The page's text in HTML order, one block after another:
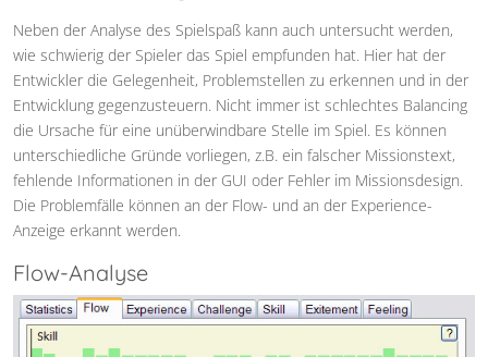
Neben der Analyse des Spielspaß kann auch untersucht werden,
wie schwierig der Spieler das Spiel empfunden hat. Hier hat der
Entwickler die Gelegenheit, Problemstellen zu erkennen und in der
Entwicklung gegenzusteuern. Nicht immer ist schlechtes Balancing
die Ursache für eine unüberwindbare Stelle im Spiel. Es können
unterschiedliche Gründe vorliegen, z.B. ein falscher Missionstext,
fehlende Informationen in der GUI oder Fehler im Missionsdesign.
Die Problemfälle können an der Flow- und an der Experience-
Anzeige erkannt werden.
Flow-Analyse